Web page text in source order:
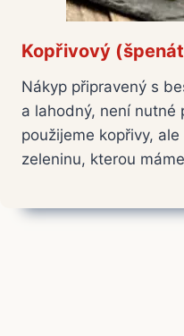
Kopřivový
Nákyp připravený s
a lahodný, není nutné
použijeme kopřivy,
zeleninu, kterou